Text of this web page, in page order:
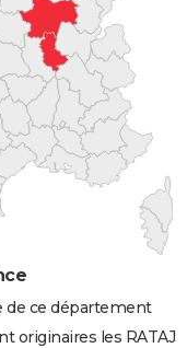
de ce département
originaires les